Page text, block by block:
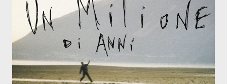
Dicevamo. Ed è da qui che il nostro inizia questo concept
musicale, con " Che ora è" , raccontando la separazione dalla
moglie, del senso di sconfitta e del caldo afoso che opprime,
giusta condizione di sopraffazione: "Non so che ora è, che giorno
è, di questa estate che...". E' raro fare uscire come singolo una
cover, ma...